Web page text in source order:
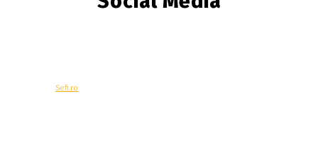
Sefi.ro